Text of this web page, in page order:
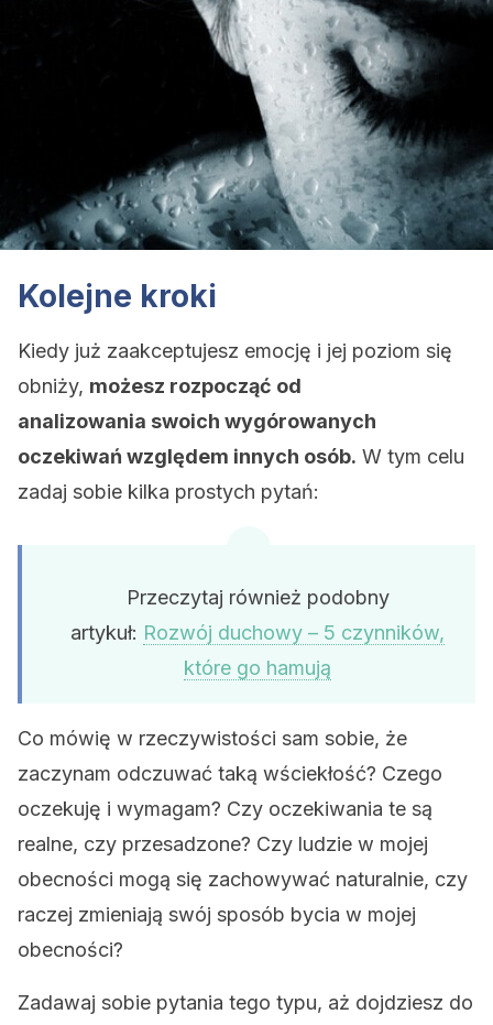
Kolejne kroki
Kiedy już zaakceptujesz emocję i jej poziom się
obniży, możesz rozpocząć od
analizowania swoich wygórowanych
oczekiwań względem innych osób. W tym celu
zadaj sobie kilka prostych pytań:
Przeczytaj również podobny
artykuł: Rozwój duchowy – 5 czynników,
które go hamują
Co mówię w rzeczywistości sam sobie, że
zaczynam odczuwać taką wściekłość? Czego
oczekuję i wymagam? Czy oczekiwania te są
realne, czy przesadzone? Czy ludzie w mojej
obecności mogą się zachowywać naturalnie, czy
raczej zmieniają swój sposób bycia w mojej
obecności?
Zadawaj sobie pytania tego typu, aż dojdziesz do